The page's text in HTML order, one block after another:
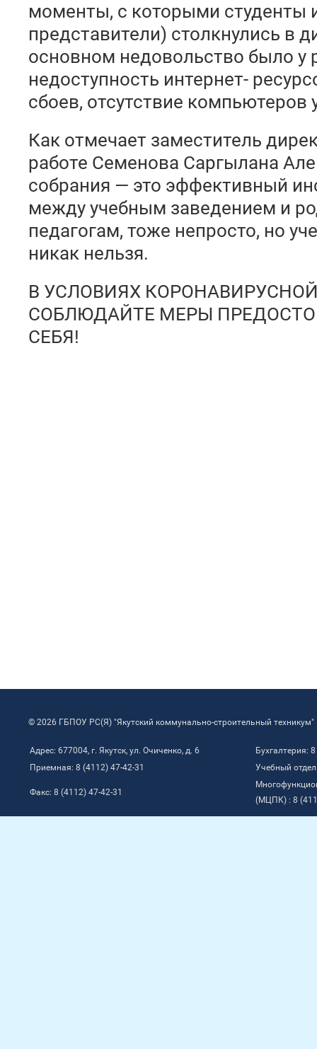
моменты, с которыми студенты
представители) столкнулись в
основном недовольство было у
недоступность интернет-
сбоев, отсутствие компьютеров
Как отмечает заместитель
работе Семенова Саргылана
собрания — это эффективный
между учебным заведением и
педагогам, тоже непросто, но
никак нельзя.
В УСЛОВИЯХ
СОБЛЮДАЙТЕ МЕРЫ
СЕБЯ!
© 2026 ГБПОУ РС(Я) "Якутский коммунально-строительный техникум"
Адрес: 677004, г. Якутск, ул. Очиченко, д. 6
Бухгалтерия:
Приемная: 8 (4112) 47-42-31
Учебный
Факс: 8 (4112) 47-42-31
(МЦПК) : 8